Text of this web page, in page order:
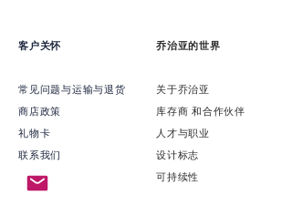
客户关怀
常见问题与运输与退货
商店政策
礼物卡
联系我们
乔治亚的世界
关于乔治亚
​库存商 和合作伙伴
​人才与职业
​设计标志
可持续性